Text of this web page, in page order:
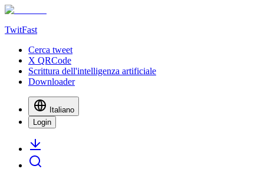
TwitFast
Cerca tweet
X QRCode
Scrittura dell'intelligenza artificiale
Downloader
Italiano
Login